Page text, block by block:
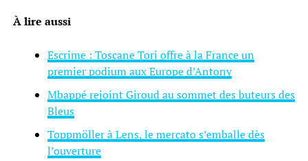
À lire aussi
Escrime : Toscane Tori offre à la France un
premier podium aux Europe d’Antony
Mbappé rejoint Giroud au sommet des buteurs des
Bleus
Toppmöller à Lens, le mercato s’emballe dès
l’ouverture